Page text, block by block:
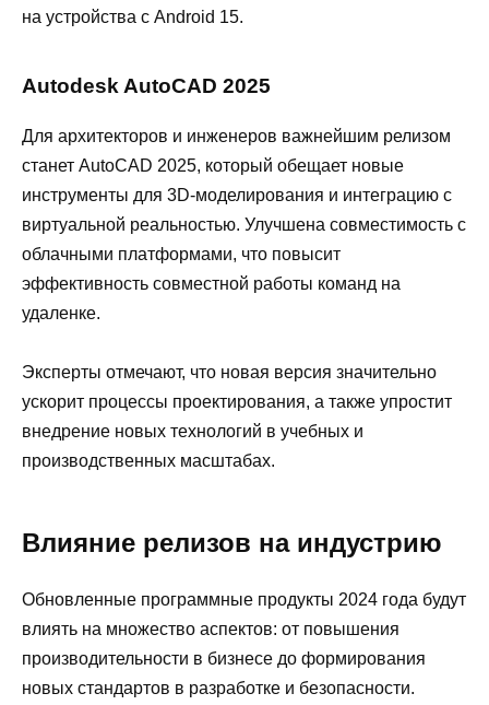
на устройства с Android 15.
Autodesk AutoCAD 2025
Для архитекторов и инженеров важнейшим релизом
станет AutoCAD 2025, который обещает новые
инструменты для 3D-моделирования и интеграцию с
виртуальной реальностью. Улучшена совместимость с
облачными платформами, что повысит
эффективность совместной работы команд на
удаленке.
Эксперты отмечают, что новая версия значительно
ускорит процессы проектирования, а также упростит
внедрение новых технологий в учебных и
производственных масштабах.
Влияние релизов на индустрию
Обновленные программные продукты 2024 года будут
влиять на множество аспектов: от повышения
производительности в бизнесе до формирования
новых стандартов в разработке и безопасности.